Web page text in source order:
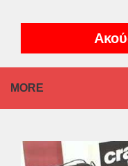
MORE